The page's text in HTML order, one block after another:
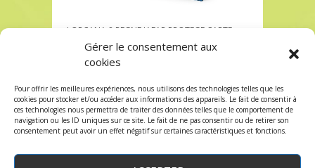
Gérer le consentement aux
cookies
Pour offrir les meilleures expériences, nous utilisons des technologies telles que les
cookies pour stocker et/ou accéder aux informations des appareils. Le fait de consentir à
ces technologies nous permettra de traiter des données telles que le comportement de
navigation ou les ID uniques sur ce site. Le fait de ne pas consentir ou de retirer son
consentement peut avoir un effet négatif sur certaines caractéristiques et fonctions.
LORCANA 8 REGNE JAFAR PROTEGE CARTE
MICKEY à Paris chez Robin des Jeux
LORCANA 8 REGNE JAFAR PROTEGE CARTE
Les commentaires et les trackbacks sont
fermés.